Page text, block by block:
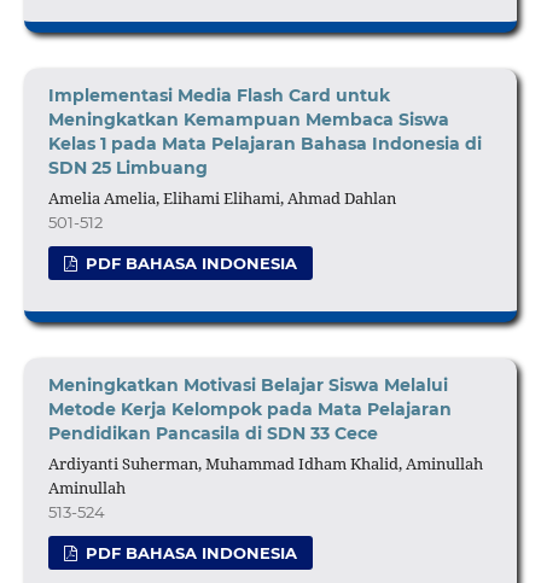
Implementasi Media Flash Card untuk
Meningkatkan Kemampuan Membaca Siswa
Kelas 1 pada Mata Pelajaran Bahasa Indonesia di
SDN 25 Limbuang
Amelia Amelia, Elihami Elihami, Ahmad Dahlan
501-512
PDF BAHASA INDONESIA
Meningkatkan Motivasi Belajar Siswa Melalui
Metode Kerja Kelompok pada Mata Pelajaran
Pendidikan Pancasila di SDN 33 Cece
Ardiyanti Suherman, Muhammad Idham Khalid, Aminullah
Aminullah
513-524
PDF BAHASA INDONESIA